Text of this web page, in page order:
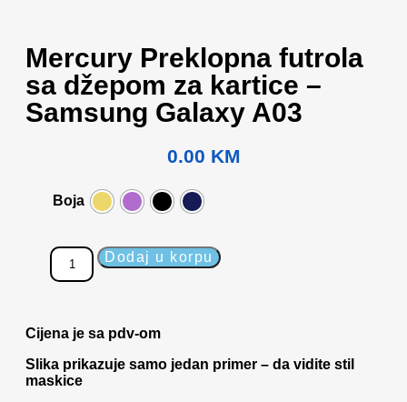
Mercury Preklopna futrola
sa džepom za kartice –
Samsung Galaxy A03
0.00 KM
Boja
Dodaj u korpu
Cijena je sa pdv-om
Slika prikazuje samo jedan primer – da vidite stil
maskice